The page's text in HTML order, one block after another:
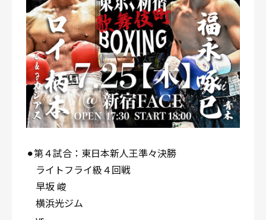
⚫︎第４試合：東日本新人王準々決勝
ライトフライ級４回戦
早坂 峻
横浜光ジム